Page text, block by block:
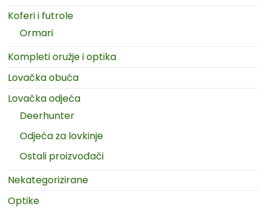
Koferi i futrole
Ormari
Kompleti oružje i optika
Lovačka obuća
Lovačka odjeća
Deerhunter
Odjeća za lovkinje
Ostali proizvođači
Nekategorizirane
Optike